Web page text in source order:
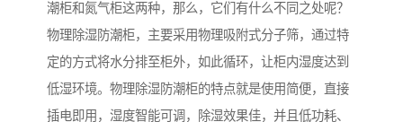
潮柜和氮气柜这两种，那么，它们有什么不同之处呢？
物理除湿防潮柜，主要采用物理吸附式分子筛，通过特
定的方式将水分排至柜外，如此循环，让柜内湿度达到
低湿环境。物理除湿防潮柜的特点就是使用简便，直接
插电即用，湿度智能可调，除湿效果佳，并且低功耗、